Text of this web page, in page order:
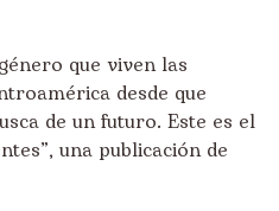
que viven las
desde que
de un futuro. Este es el
una publicación de